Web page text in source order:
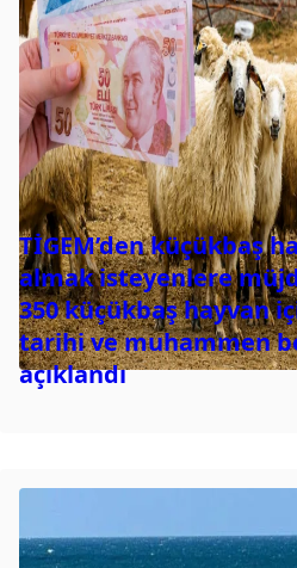
TİGEM’den küçükbaş
almak isteyenlere
350 küçükbaş hayvan
tarihi ve muhammen
açıklandı